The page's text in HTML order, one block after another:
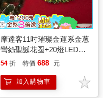
摩達客11吋璀璨金運系金蔥
彎絲聖誕花圈+20燈LED暖
白光燈串
54 折 特價 688 元
加入購物車